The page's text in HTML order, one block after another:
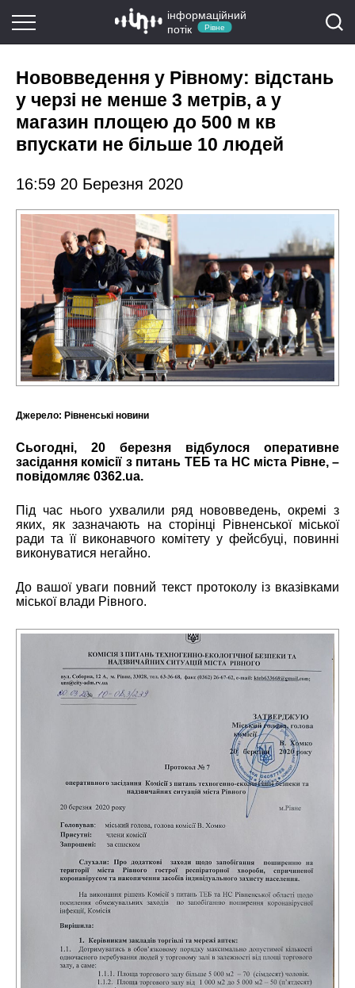
інформаційний
потік
Рівне
Нововведення у Рівному: відстань
у черзі не менше 3 метрів, а у
магазин площею до 500 м кв
впускати не більше 10 людей
16:59 20 Березня 2020
Джерело: Рівненські новини
Сьогодні, 20 березня відбулося оперативне
засідання комісії з питань ТЕБ та НС міста Рівне, –
повідомляє 0362.ua.
Під час нього ухвалили ряд нововведень, окремі з
яких, як зазначають на сторінці Рівненської міської
ради та її виконавчого комітету у фейсбуці, повинні
виконуватися негайно.
До вашої уваги повний текст протоколу із вказівками
міської влади Рівного.